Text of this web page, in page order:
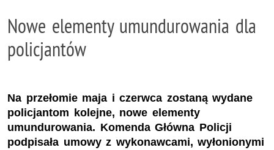
Nowe elementy umundurowania dla
policjantów
Na przełomie maja i czerwca zostaną wydane
policjantom kolejne, nowe elementy
umundurowania. Komenda Główna Policji
podpisała umowy z wykonawcami, wyłonionymi